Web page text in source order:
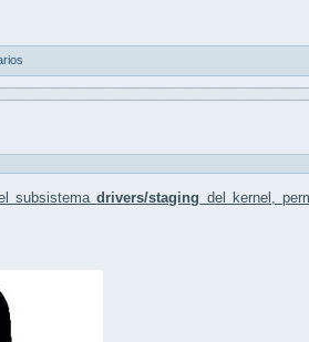
subsistemadrivers/staging del kernel,